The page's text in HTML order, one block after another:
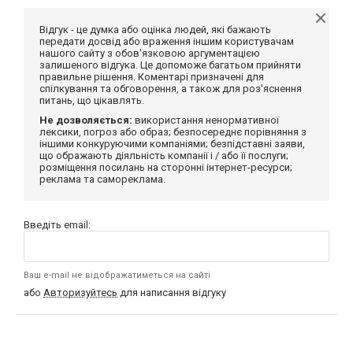
Відгук - це думка або оцінка людей, які бажають
передати досвід або враження іншим користувачам
нашого сайту з обов'язковою аргументацією
залишеного відгука. Це допоможе багатьом прийняти
правильне рішення. Коментарі призначені для
спілкування та обговорення, а також для роз'яснення
питань, що цікавлять.
Не дозволяється: використання ненормативної
лексики, погроз або образ; безпосереднє порівняння з
іншими конкуруючими компаніями; безпідставні заяви,
що ображають діяльність компанії і / або її послуги;
розміщення посилань на сторонні інтернет-ресурси;
реклама та самореклама.
Введіть email:
Ваш e-mail не відображатиметься на сайті
або Авторизуйтесь для написання відгуку